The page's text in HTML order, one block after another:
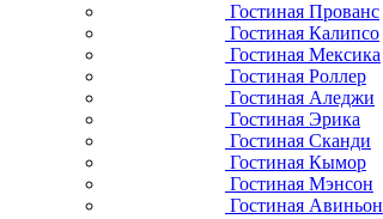
Гостиная Прованс
Гостиная Калипсо
Гостиная Мексика
Гостиная Роллер
Гостиная Аледжи
Гостиная Эрика
Гостиная Сканди
Гостиная Кымор
Гостиная Мэнсон
Гостиная Авиньон